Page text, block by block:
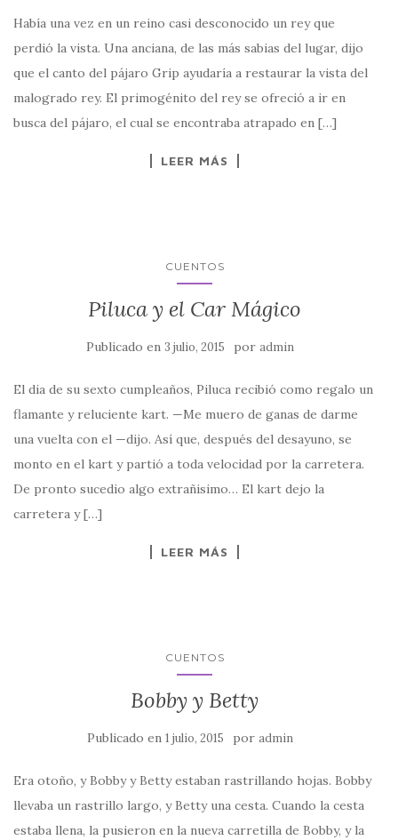
Había una vez en un reino casi desconocido un rey que
perdió la vista. Una anciana, de las más sabias del lugar, dijo
que el canto del pájaro Grip ayudaría a restaurar la vista del
malogrado rey. El primogénito del rey se ofreció a ir en
busca del pájaro, el cual se encontraba atrapado en […]
LEER MÁS
CUENTOS
Piluca y el Car Mágico
Publicado en 3 julio, 2015 por admin
El dia de su sexto cumpleaños, Piluca recibió como regalo un
flamante y reluciente kart. —Me muero de ganas de darme
una vuelta con el —dijo. Así que, después del desayuno, se
monto en el kart y partió a toda velocidad por la carretera.
De pronto sucedio algo extrañisimo… El kart dejo la
carretera y […]
LEER MÁS
CUENTOS
Bobby y Betty
Publicado en 1 julio, 2015 por admin
Era otoño, y Bobby y Betty estaban rastrillando hojas. Bobby
llevaba un rastrillo largo, y Betty una cesta. Cuando la cesta
estaba llena, la pusieron en la nueva carretilla de Bobby, y la